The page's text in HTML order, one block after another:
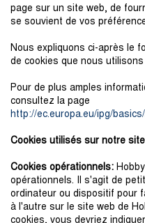
page sur un site web, de
se souvient de vos
Nous expliquons ci-après le
de cookies que nous
Pour de plus amples
consultez la page
http://ec.europa.eu/ipg/
Cookies utilisés sur notre
Cookies opérationnels:
opérationnels. Il s'agit de
ordinateur ou dispositif pour
à l'autre sur le site web de
cookies, vous devriez